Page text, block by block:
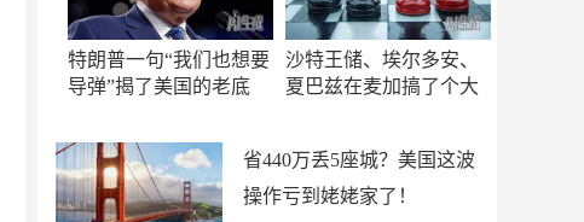
特朗普一句“我们也想要
导弹”揭了美国的老底
沙特王储、埃尔多安、
夏巴兹在麦加搞了个大
省440万丢5座城？美国这波
操作亏到姥姥家了！